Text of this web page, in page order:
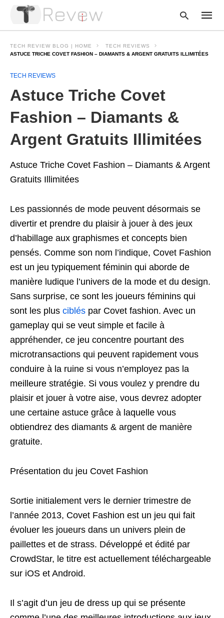
TECH REVIEW BLOG | HOME
TECH REVIEWS
ASTUCE TRICHE COVET FASHION – DIAMANTS & ARGENT GRATUITS ILLIMITÉES
TECH REVIEWS
Astuce Triche Covet
Fashion – Diamants &
Argent Gratuits Illimitées
Astuce Triche Covet Fashion – Diamants & Argent
Gratuits Illimitées
Les passionnés de mode peuvent désormais se
divertir et prendre du plaisir à jouer à des jeux
d’habillage aux graphismes et concepts bien
pensés. Comme son nom l’indique, Covet Fashion
est un jeu typiquement féminin qui aborde de
manière ludique l’univers de la mode et du design.
Sans surprise, ce sont les joueurs féminins qui
sont les plus ciblés par Covet fashion. Avec un
gameplay qui se veut simple et facile à
appréhender, ce jeu concentre pourtant des
microtransactions qui peuvent rapidement vous
conduire à la ruine si vous n’employez pas la
meilleure stratégie. Si vous voulez y prendre du
plaisir et jouer à votre aise, vous devrez adopter
une certaine astuce grâce à laquelle vous
obtiendrez des diamants & argent de manière
gratuite.
Présentation du jeu Covet Fashion
Sortie initialement vers le dernier trimestre de
l’année 2013, Covet Fashion est un jeu qui fait
évoluer les joueurs dans un univers plein de
paillettes et de strass. Développé et édité par
CrowdStar, le titre est actuellement téléchargeable
sur iOS et Android.
Il s’agit d’un jeu de dress up qui se présente